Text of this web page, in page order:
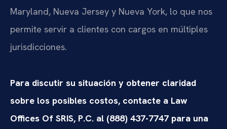
Maryland, Nueva Jersey y Nueva York, lo que nos
permite servir a clientes con cargos en múltiples
jurisdicciones.
Para discutir su situación y obtener claridad
sobre los posibles costos, contacte a Law
Offices Of SRIS, P.C. al (888) 437-7747 para una